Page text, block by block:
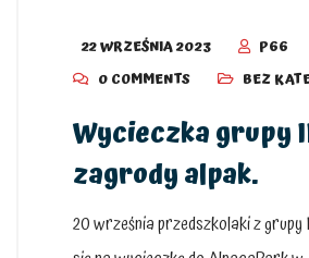
22 WRZEŚNIA 2023
P66
0 COMMENTS
BEZ
Wycieczka grupy
zagrody alpak.
20 września przedszkolaki z grupy